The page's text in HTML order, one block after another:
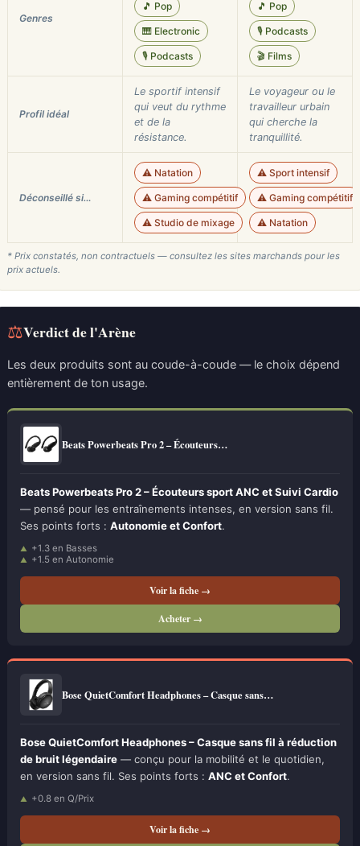
Genres
🎵 Pop
🎹 Electronic
🎙️ Podcasts
🎵 Pop
🎙️ Podcasts
🎬 Films
Profil idéal
Le sportif intensif
qui veut du rythme
et de la
résistance.
Le voyageur ou le
travailleur urbain
qui cherche la
tranquillité.
Déconseillé si…
⚠️ Natation
⚠️ Gaming compétitif
⚠️ Studio de mixage
⚠️ Sport intensif
⚠️ Gaming compétitif
⚠️ Natation
* Prix constatés, non contractuels — consultez les sites marchands pour les
prix actuels.
⚖Verdict de l'Arène
Les deux produits sont au coude-à-coude — le choix dépend
entièrement de ton usage.
Beats Powerbeats Pro 2 – Écouteurs…
Beats Powerbeats Pro 2 – Écouteurs sport ANC et Suivi Cardio
— pensé pour les entraînements intenses, en version sans fil.
Ses points forts : Autonomie et Confort.
+1.3 en Basses
+1.5 en Autonomie
Voir la fiche →
Acheter →
Bose QuietComfort Headphones – Casque sans…
Bose QuietComfort Headphones – Casque sans fil à réduction
de bruit légendaire — conçu pour la mobilité et le quotidien,
en version sans fil. Ses points forts : ANC et Confort.
+0.8 en Q/Prix
Voir la fiche →